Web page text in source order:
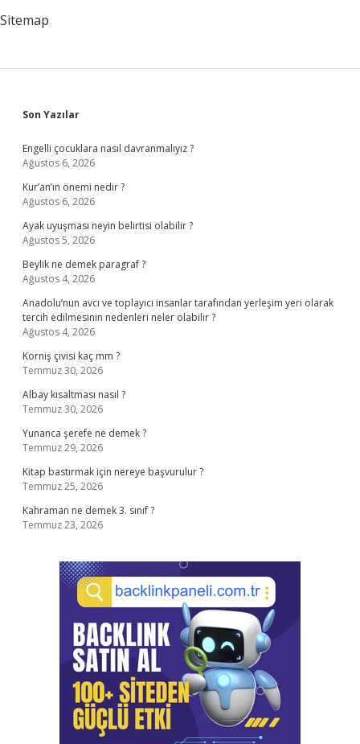
Sitemap
Sidebar
Son Yazılar
Engelli çocuklara nasıl davranmalıyız ?
Ağustos 6, 2026
Kur’an’ın önemi nedir ?
Ağustos 6, 2026
Ayak uyuşması neyin belirtisi olabilir ?
Ağustos 5, 2026
Beylik ne demek paragraf ?
Ağustos 4, 2026
Anadolu’nun avcı ve toplayıcı insanlar tarafından yerleşim yeri olarak
tercih edilmesinin nedenleri neler olabilir ?
Ağustos 4, 2026
Korniş çivisi kaç mm ?
Temmuz 30, 2026
Albay kısaltması nasıl ?
Temmuz 30, 2026
Yunanca şerefe ne demek ?
Temmuz 29, 2026
Kitap bastırmak için nereye başvurulur ?
Temmuz 25, 2026
Kahraman ne demek 3. sınıf ?
Temmuz 23, 2026